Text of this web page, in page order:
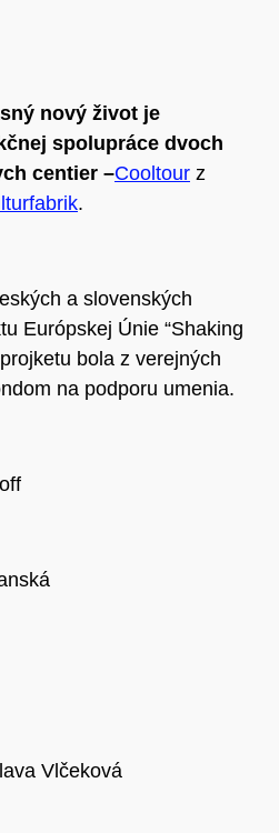
nový život je
spolupráce dvoch
centier –Cooltour z
.
a slovenských
Európskej Únie “Shaking
bola z verejných
na podporu umenia.
Vlčeková